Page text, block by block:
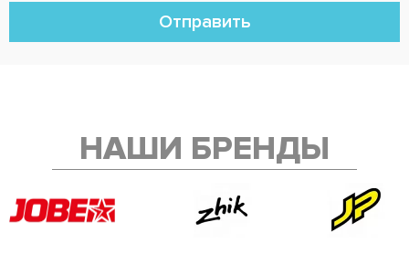
Отправить
НАШИ БРЕНДЫ